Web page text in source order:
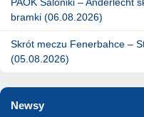
bramki (06.08.2026)
Skrót meczu Fenerbahce –
(05.08.2026)
Newsy